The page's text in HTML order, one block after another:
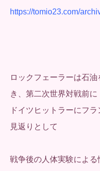
https://tomio23.com/
ロックフェーラーは石
き、第二次世界対戦前に
ドイツヒットラーにフ
見返りとして
戦争後の人体実験によ